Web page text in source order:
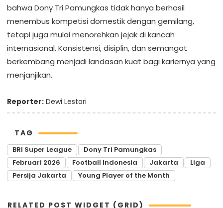
bahwa Dony Tri Pamungkas tidak hanya berhasil
menembus kompetisi domestik dengan gemilang,
tetapi juga mulai menorehkan jejak di kancah
internasional. Konsistensi, disiplin, dan semangat
berkembang menjadi landasan kuat bagi kariernya yang
menjanjikan.
Reporter: Dewi Lestari
TAG
BRI Super League
Dony Tri Pamungkas
Februari 2026
Football Indonesia Jakarta
Liga
Persija Jakarta
Young Player of the Month
RELATED POST WIDGET (GRID)